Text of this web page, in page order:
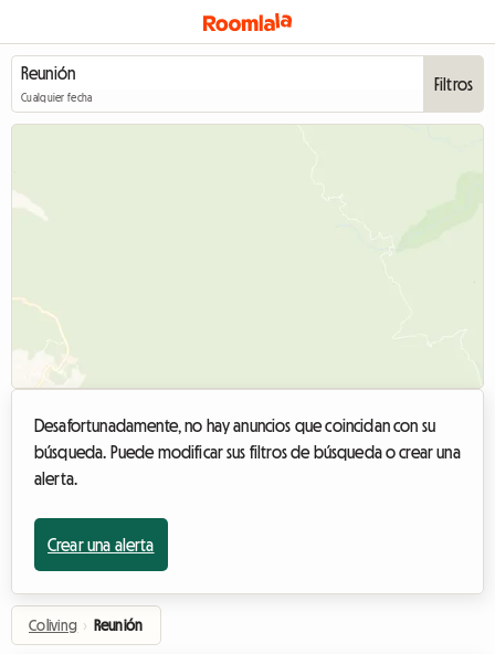
Cualquier fecha
Filtros
Desafortunadamente, no hay anuncios que coincidan con su
búsqueda. Puede modificar sus filtros de búsqueda o crear una
alerta.
Crear una alerta
Coliving › Reunión